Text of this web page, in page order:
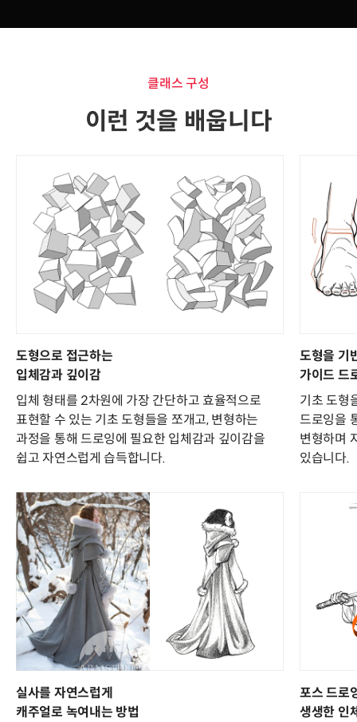
클래스 구성
이런 것을 배웁니다
도형으로 접근하는
입체감과 깊이감
입체 형태를 2차원에 가장 간단하고 효율적으로
표현할 수 있는 기초 도형들을 쪼개고, 변형하는
과정을 통해 드로잉에 필요한 입체감과 깊이감을
쉽고 자연스럽게 습득합니다.
도형을 기
가이드 드
기초 도형
드로잉을
변형하며
있습니다.
실사를 자연스럽게
캐주얼로 녹여내는 방법
포스 드로
생생한 인